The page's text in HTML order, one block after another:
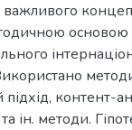
основою
контент-
ін. методи.